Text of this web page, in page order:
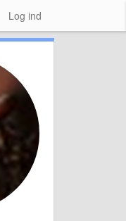
Log ind